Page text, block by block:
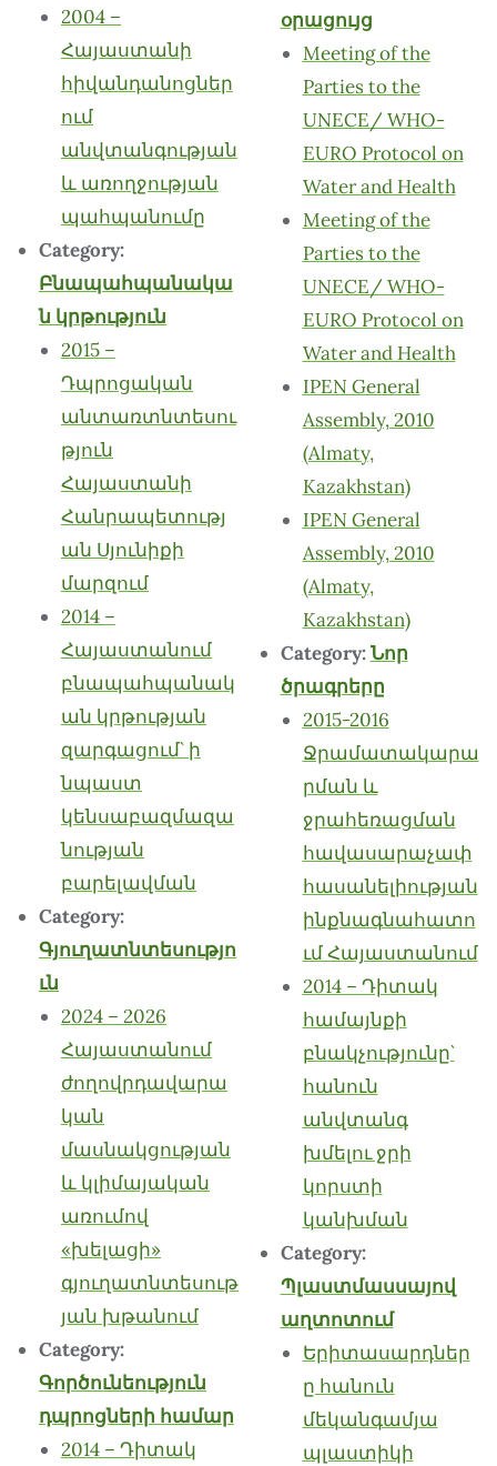
2004 –
Հայաստանի
հիվանդանոցներ
ում
անվտանգության
և առողջության
պահպանումը
Category:
Բնապահպանակա
ն կրթություն
2015 –
Դպրոցական
անտառտնտեսու
թյուն
Հայաստանի
Հանրապետությ
ան Սյունիքի
մարզում
2014 –
Հայաստանում
բնապահպանակ
ան կրթության
զարգացում` ի
նպաստ
կենսաբազմազա
նության
բարելավման
Category:
Գյուղատնտեսությո
ւն
2024 – 2026
Հայաստանում
ժողովրդավարա
կան
մասնակցության
և կլիմայական
առումով
«խելացի»
գյուղատնտեսութ
յան խթանում
Category:
Գործունեություն
դպրոցների համար
2014 – Դիտակ
օրացույց
Meeting of the
Parties to the
UNECE/ WHO-
EURO Protocol on
Water and Health
Meeting of the
Parties to the
UNECE/ WHO-
EURO Protocol on
Water and Health
IPEN General
Assembly, 2010
(Almaty,
Kazakhstan)
IPEN General
Assembly, 2010
(Almaty,
Kazakhstan)
Category:Նոր
ծրագրերը
2015-2016
Ջրամատակարա
րման և
ջրահեռացման
հավասարաչափ
հասանելիության
ինքնագնահատո
ւմ Հայաստանում
2014 – Դիտակ
համայնքի
բնակչությունը`
հանուն
անվտանգ
խմելու ջրի
կորստի
կանխման
Category:
Պլաստմասսայով
աղտոտում
Երիտասարդներ
ը հանուն
մեկանգամյա
պլաստիկի